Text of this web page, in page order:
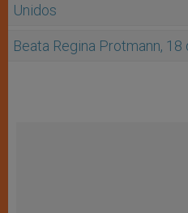
Unidos
Beata Regina Protmann, 18